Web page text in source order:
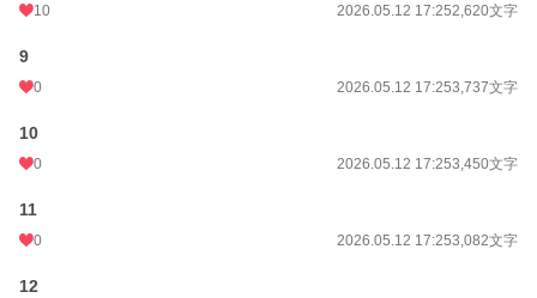
10 2026.05.12 17:252,620文字
9
0 2026.05.12 17:253,737文字
10
0 2026.05.12 17:253,450文字
11
0 2026.05.12 17:253,082文字
12